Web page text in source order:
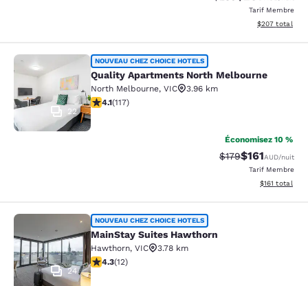
Tarif Membre
Afficher les
$207 total
Quality Apartments North
22
NOUVEAU CHEZ CHOICE HOTELS
Quality Apartments North Melbourne
North Melbourne, VIC
3.96 km
4.09 étoiles. Très Bien. 117 commentaires
4.1(117)
Économisez 10 %
Tarif barré :
$179Tarif réduit :
$161AUD/nuit
Tarif Membre
Afficher les
$161 total
MainStay Suites Hawthorn
24
NOUVEAU CHEZ CHOICE HOTELS
MainStay Suites Hawthorn
Hawthorn, VIC
3.78 km
4.25 étoiles. Excellent. 12 commentaires
4.3(12)